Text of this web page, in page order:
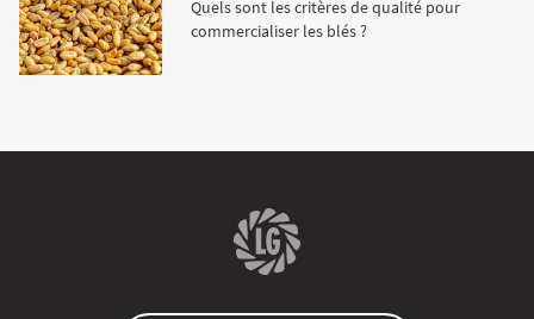
Quels sont les critères de qualité pour
commercialiser les blés ?